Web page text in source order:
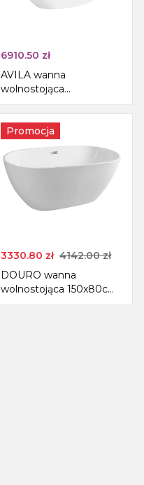
6910.50 zł
AVILA wanna
wolnostojąca
170x80x68cm, biały
Promocja
3330.80 zł 4142.00zł
DOURO wanna
wolnostojąca 150x80cm,
biały